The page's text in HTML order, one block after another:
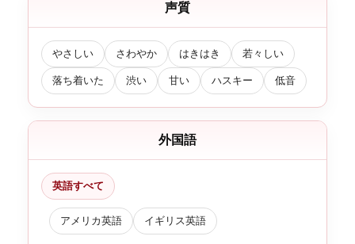
声質
やさしい さわやか はきはき 若々しい
落ち着いた 渋い 甘い ハスキー 低音
外国語
英語すべて
アメリカ英語 イギリス英語